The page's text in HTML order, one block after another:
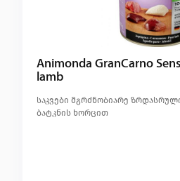
Animonda GranCarno
lamb
საკვები მგრძნობიარე
ბატკნის ხორცით